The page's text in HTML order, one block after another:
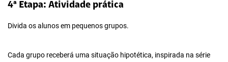
4ª Etapa: Atividade prática
Divida os alunos em pequenos grupos.
Cada grupo receberá uma situação hipotética, inspirada na série